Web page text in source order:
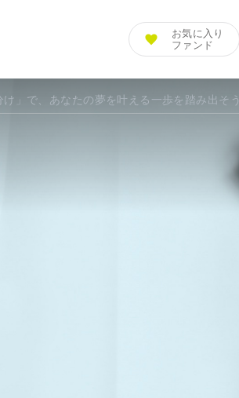
お気に入り
ファンド
Tools
」で、あなたの夢を叶える一歩を踏み出そう